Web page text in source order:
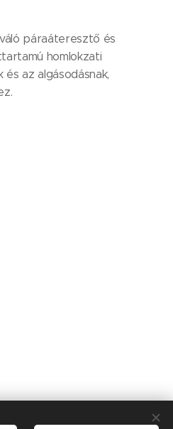
páraáteresztő és
homlokzati
az algásodásnak,